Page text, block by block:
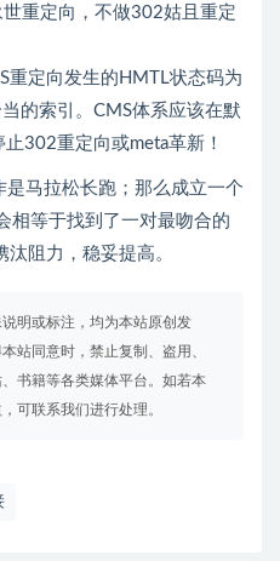
重定向，不做302姑且重定
定向发生的HMTL状态码为
的索引。CMS体系应该在默
302重定向或meta革新！
马拉松长跑；那么成立一个
相等于找到了一对最吻合的
阻力，稳妥提高。
明或标注，均为本站原创发
站同意时，禁止复制、盗用、
书籍等各类媒体平台。如若本
可联系我们进行处理。